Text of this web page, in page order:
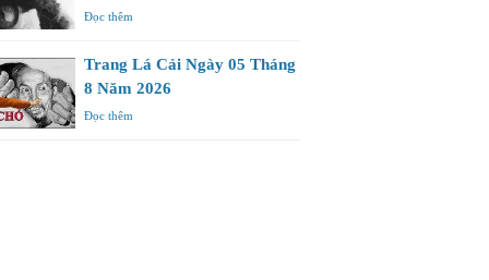
Đọc thêm
Trang Lá Cải Ngày 05 Tháng
8 Năm 2026
Đọc thêm